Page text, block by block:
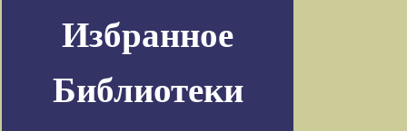
Избранное
Библиотеки